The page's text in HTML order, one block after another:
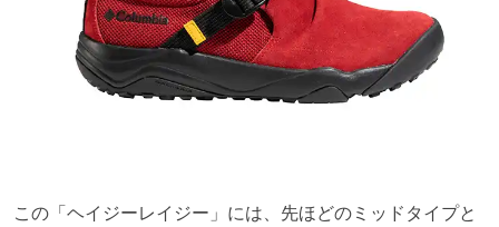
この「ヘイジーレイジー」には、先ほどのミッドタイプと